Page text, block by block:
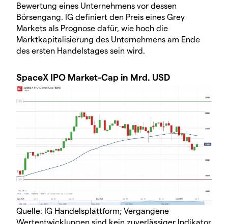
Bewertung eines Unternehmens vor dessen
Börsengang. IG definiert den Preis eines Grey
Markets als Prognose dafür, wie hoch die
Marktkapitalisierung des Unternehmens am Ende
des ersten Handelstages sein wird.
SpaceX IPO Market-Cap in Mrd. USD
Quelle: IG Handelsplattform; Vergangene
Wertentwicklungen sind kein zuverlässiger Indikator